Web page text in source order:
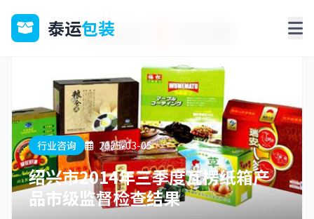
泰运包装
行业咨询 2025-03-05
绍兴市2014年三季度瓦楞纸箱产
品市级监督检查结果